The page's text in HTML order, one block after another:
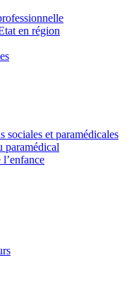
en région
sociales et paramédicales
paramédical